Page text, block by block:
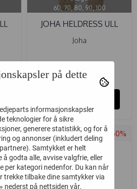
60, 70, 80, 90, 100
JOHA HELDRESS ULL
HANDDRAWN ...
Joha
449,- 269,-
-50%
på dette
informasjonskapsler
teknologier for å sikre
generere statistikk, og for å
og annonser (inkludert deling
Samtykket er helt
å godta alle, avvise valgfrie, eller
per kategori nedenfor. Du kan når
trekke tilbake dine samtykker via
nederst på nettsiden vår.